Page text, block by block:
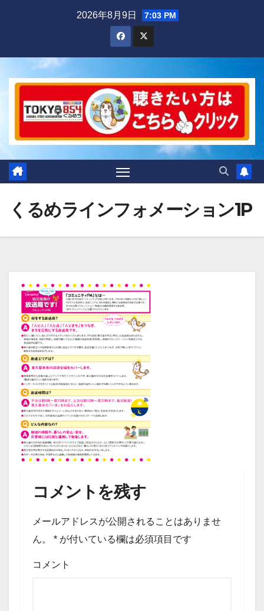
2026年8月9日 7:03 PM
くるめラインフォメーション1P
コメントを残す
メールアドレスが公開されることはありませ
ん。
* が付いている欄は必須項目です
コメント